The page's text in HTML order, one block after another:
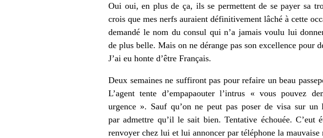
Oui oui, en plus de ça, ils se permettent de se payer sa
crois que mes nerfs auraient définitivement lâché à cette
demandé le nom du consul qui n’a jamais voulu lui
de plus belle. Mais on ne dérange pas son excellence pour
J’ai eu honte d’être Français.
Deux semaines ne suffiront pas pour refaire un beau
L’agent tente d’empapaouter l’intrus « vous pouvez
urgence ». Sauf qu’on ne peut pas poser de visa sur un
par admettre qu’il le sait bien. Tentative échouée. C’eut
renvoyer chez lui et lui annoncer par téléphone la mauvaise